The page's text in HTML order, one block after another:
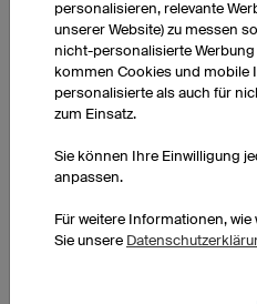
Länder. Wir treiben immer
gehen danach
personalisieren, relevante
unserer Website) zu messen
nicht-personalisierte Werbung
kommen Cookies und mobile
personalisierte als auch für
zum Einsatz.
Sie können Ihre Einwilligung
anpassen.
Für weitere Informationen, wie
Sie unsere